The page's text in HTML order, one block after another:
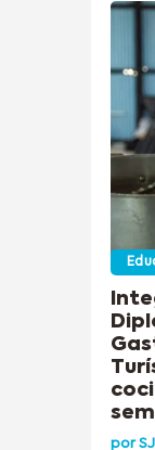
por